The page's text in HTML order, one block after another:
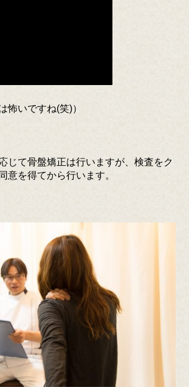
怖いですね(笑)）
じて骨盤矯正は行いますが、検査をク
意を得てから行います。